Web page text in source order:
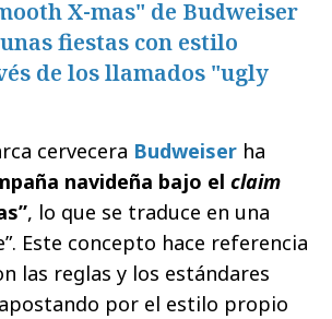
X-mas" de Budweiser
fiestas con estilo
de los llamados "ugly
cervecera Budweiser ha
navideña bajo el claim
, lo que se traduce en una
Este concepto hace referencia
las reglas y los estándares
por el estilo propio